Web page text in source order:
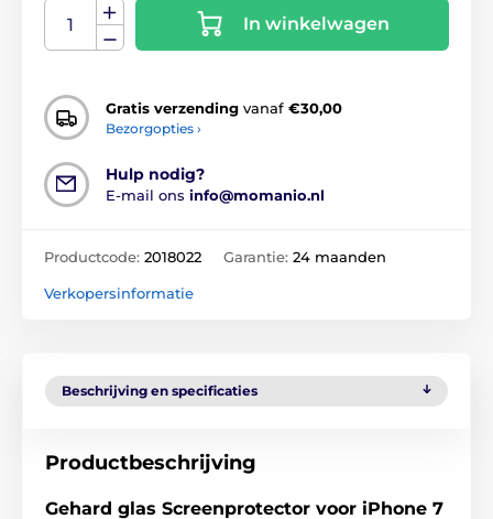
In winkelwagen
Gratis verzending vanaf €30,00
Bezorgopties ›
Hulp nodig?
E-mail ons info@momanio.nl
Productcode: 2018022 Garantie: 24 maanden
Verkopersinformatie
Beschrijving en specificaties
Productbeschrijving
Gehard glas Screenprotector voor iPhone 7